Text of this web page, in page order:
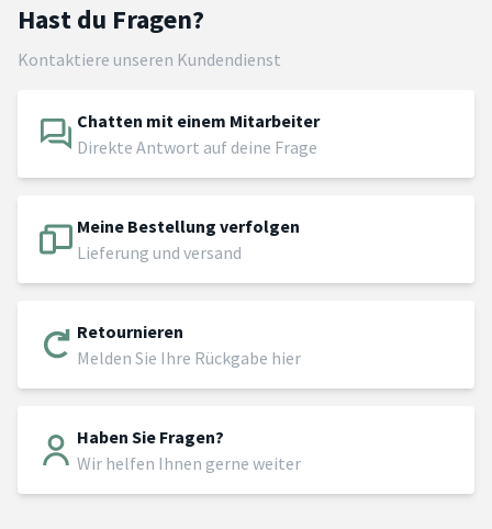
Hast du Fragen?
Kontaktiere unseren Kundendienst
Chatten mit einem Mitarbeiter
Direkte Antwort auf deine Frage
Meine Bestellung verfolgen
Lieferung und versand
Retournieren
Melden Sie Ihre Rückgabe hier
Haben Sie Fragen?
Wir helfen Ihnen gerne weiter